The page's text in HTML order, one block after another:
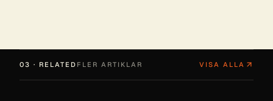
03 · RELATED FLER ARTIKLAR VISA ALLA